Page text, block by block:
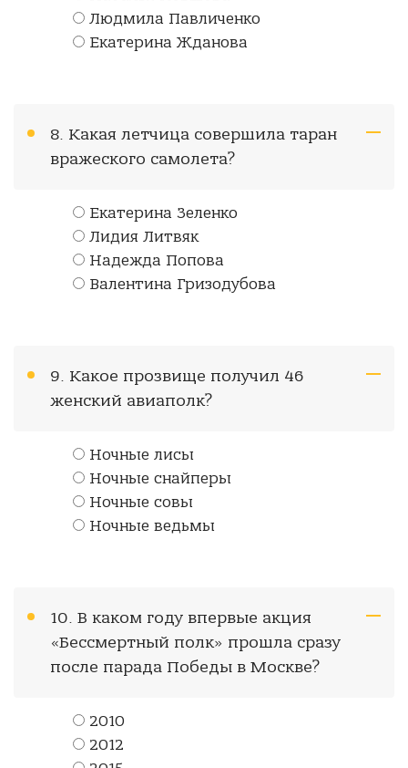
Людмила Павличенко
Екатерина Жданова
8. Какая летчица совершила таран
вражеского самолета?
Екатерина Зеленко
Лидия Литвяк
Надежда Попова
Валентина Гризодубова
9. Какое прозвище получил 46
женский авиаполк?
Ночные лисы
Ночные снайперы
Ночные совы
Ночные ведьмы
10. В каком году впервые акция
«Бессмертный полк» прошла сразу
после парада Победы в Москве?
2010
2012